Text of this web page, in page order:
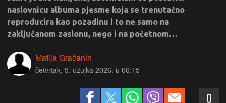
naslovnicu albuma pjesme koja se trenutačno
reproducira kao pozadinu i to ne samo na
zaključanom zaslonu, nego i na početnom…
Matija Gračanin
četvrtak, 5. ožujka 2026. u 06:15
0